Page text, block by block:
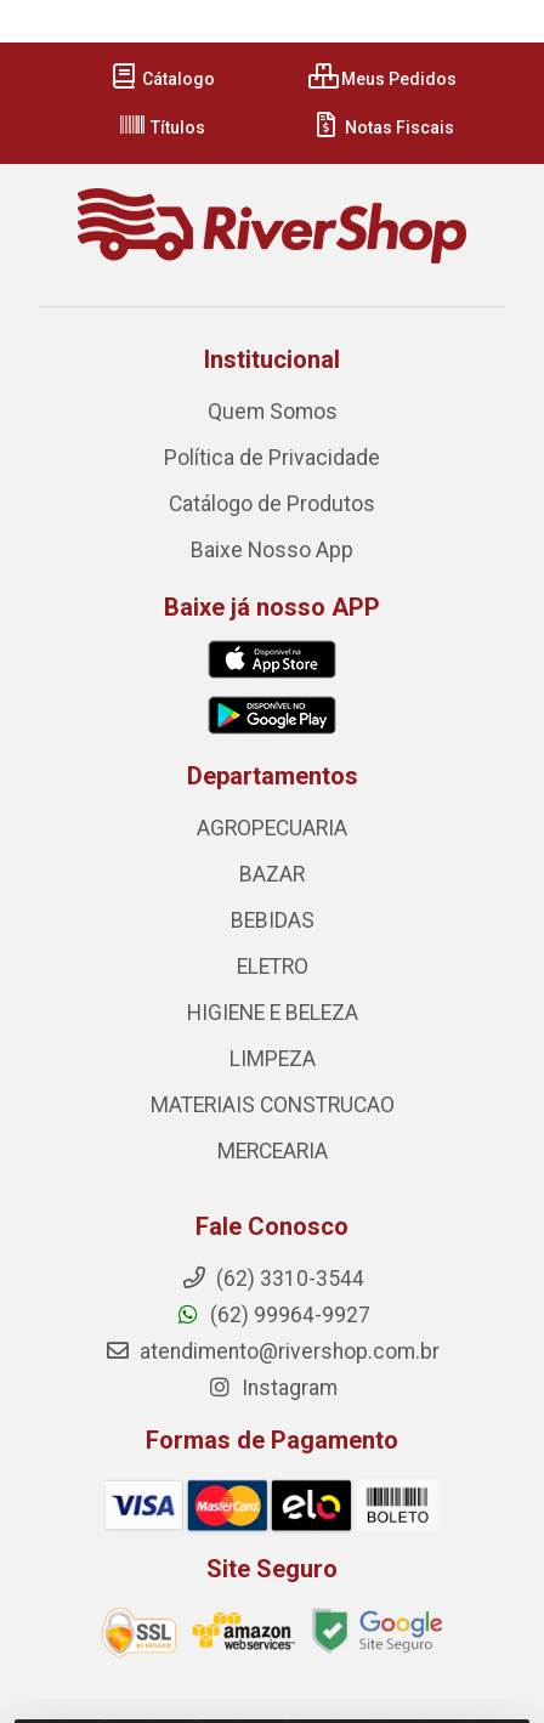
Cátalogo Meus Pedidos
Títulos Notas Fiscais
Institucional
Quem Somos
Política de Privacidade
Catálogo de Produtos
Baixe Nosso App
Baixe já nosso APP
Departamentos
AGROPECUARIA
BAZAR
BEBIDAS
ELETRO
HIGIENE E BELEZA
LIMPEZA
MATERIAIS CONSTRUCAO
MERCEARIA
Fale Conosco
(62) 3310-3544
(62) 99964-9927
atendimento@rivershop.com.br
Instagram
Formas de Pagamento
Site Seguro